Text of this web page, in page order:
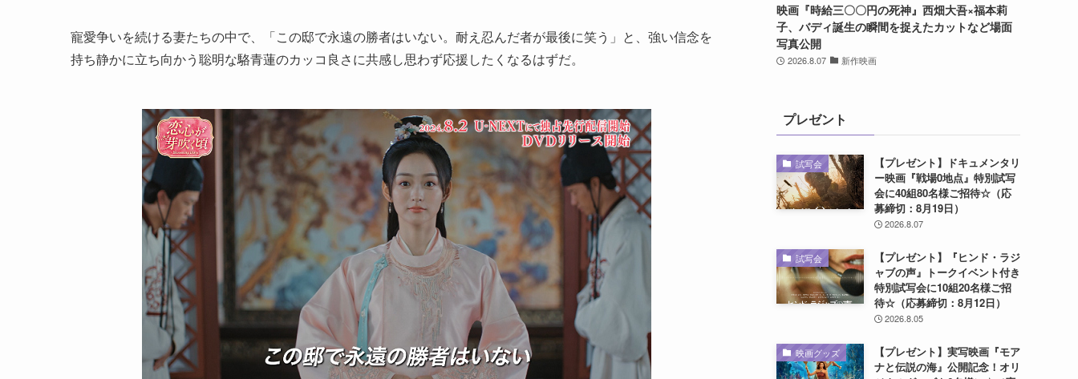
寵愛争いを続ける妻たちの中で、「この邸で永遠の勝者はいない。耐え忍んだ者が最後に笑う」と、強い信念を
持ち静かに立ち向かう聡明な駱青蓮のカッコ良さに共感し思わず応援したくなるはずだ。
映画『時給三〇〇円の死神』西畑大吾×福本莉
子、バディ誕生の瞬間を捉えたカットなど場面
写真公開
2026.8.07 新作映画
プレゼント
試写会
【プレゼント】ドキュメンタリ
ー映画『戦場0地点』特別試写
会に40組80名様ご招待☆（応
募締切：8月19日）
2026.8.07
試写会
【プレゼント】『ヒンド・ラジ
ャブの声』トークイベント付き
特別試写会に10組20名様ご招
待☆（応募締切：8月12日）
2026.8.05
映画グッズ
【プレゼント】実写映画『モア
ナと伝説の海』公開記念！オリ